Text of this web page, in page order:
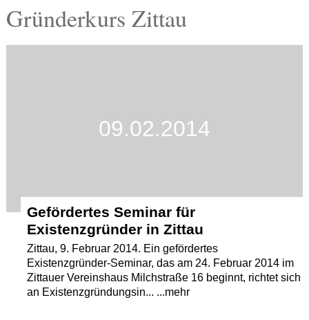
Kultur
Gründerkurs Zittau
09.02.2014
Gefördertes Seminar für
Existenzgründer in Zittau
Zittau, 9. Februar 2014. Ein gefördertes
Existenzgründer-Seminar, das am 24. Februar 2014 im
Zittauer Vereinshaus Milchstraße 16 beginnt, richtet sich
an Existenzgründungsin... ...mehr